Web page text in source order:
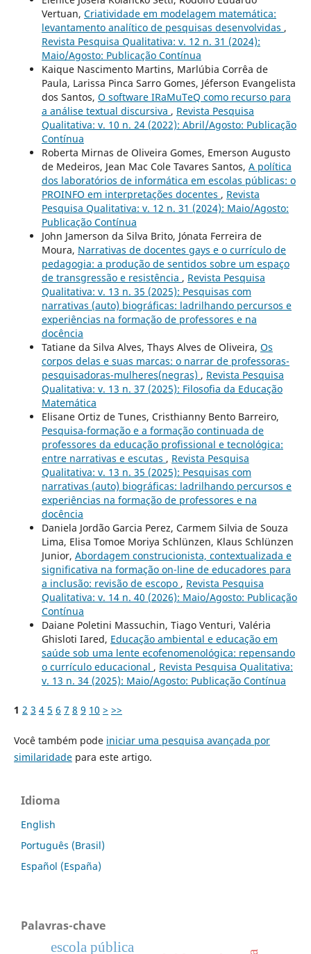
Vertuan, Criatividade em modelagem matemática:
levantamento analítico de pesquisas desenvolvidas ,
Revista Pesquisa Qualitativa: v. 12 n. 31 (2024):
Maio/Agosto: Publicação Contínua
Kaique Nascimento Martins, Marlúbia Corrêa de
Paula, Larissa Pinca Sarro Gomes, Jéferson Evangelista
dos Santos, O software IRaMuTeQ como recurso para
a análise textual discursiva , Revista Pesquisa
Qualitativa: v. 10 n. 24 (2022): Abril/Agosto: Publicação
Contínua
Roberta Mirnas de Oliveira Gomes, Emerson Augusto
de Medeiros, Jean Mac Cole Tavares Santos, A política
dos laboratórios de informática em escolas públicas: o
PROINFO em interpretações docentes , Revista
Pesquisa Qualitativa: v. 12 n. 31 (2024): Maio/Agosto:
Publicação Contínua
John Jamerson da Silva Brito, Jónata Ferreira de
Moura, Narrativas de docentes gays e o currículo de
pedagogia: a produção de sentidos sobre um espaço
de transgressão e resistência , Revista Pesquisa
Qualitativa: v. 13 n. 35 (2025): Pesquisas com
narrativas (auto) biográficas: ladrilhando percursos e
experiências na formação de professores e na
docência
Tatiane da Silva Alves, Thays Alves de Oliveira, Os
corpos delas e suas marcas: o narrar de professoras-
pesquisadoras-mulheres(negras) , Revista Pesquisa
Qualitativa: v. 13 n. 37 (2025): Filosofia da Educação
Matemática
Elisane Ortiz de Tunes, Cristhianny Bento Barreiro,
Pesquisa-formação e a formação continuada de
professores da educação profissional e tecnológica:
entre narrativas e escutas , Revista Pesquisa
Qualitativa: v. 13 n. 35 (2025): Pesquisas com
narrativas (auto) biográficas: ladrilhando percursos e
experiências na formação de professores e na
docência
Daniela Jordão Garcia Perez, Carmem Silvia de Souza
Lima, Elisa Tomoe Moriya Schlünzen, Klaus Schlünzen
Junior, Abordagem construcionista, contextualizada e
significativa na formação on-line de educadores para
a inclusão: revisão de escopo , Revista Pesquisa
Qualitativa: v. 14 n. 40 (2026): Maio/Agosto: Publicação
Contínua
Daiane Poletini Massuchin, Tiago Venturi, Valéria
Ghisloti Iared, Educação ambiental e educação em
saúde sob uma lente ecofenomenológica: repensando
o currículo educacional , Revista Pesquisa Qualitativa:
v. 13 n. 34 (2025): Maio/Agosto: Publicação Contínua
1 2 3 4 5 6 7 8 9 10 > >>
Você também pode iniciar uma pesquisa avançada por
similaridadepara este artigo.
Idioma
English
Português (Brasil)
Español (España)
Palavras-chave
escola pública